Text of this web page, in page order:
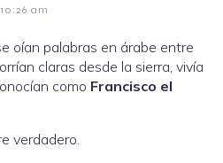
10:26 am
oían palabras en árabe entre
claras desde la sierra, vivía
como Francisco el
verdadero.